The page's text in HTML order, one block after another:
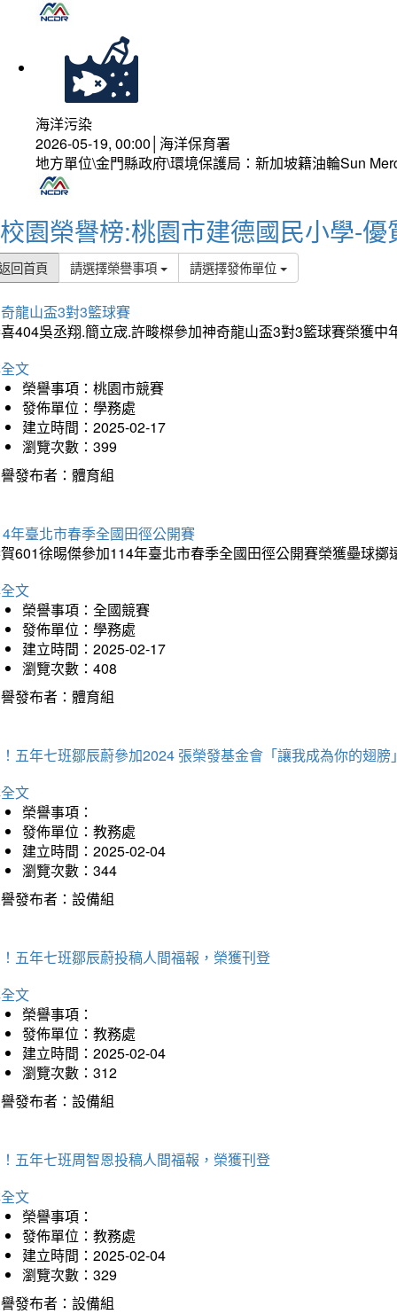
海洋污染
2026-05-19, 00:00│海洋保育署
地方單位\金門縣政府\環境保護局：新加坡籍油輪Sun
校園榮譽榜:桃園市建德國民小學-優
回首頁 請選擇榮譽事項 請選擇發佈單位
龍山盃3對3籃球賽
404吳丞翔.簡立宬.許畯榤參加神奇龍山盃3對3籃球賽榮獲中
文
榮譽事項：桃園市競賽
發佈單位：學務處
建立時間：2025-02-17
瀏覽次數：399
發布者：體育組
年臺北市春季全國田徑公開賽
601徐晹傑參加114年臺北市春季全國田徑公開賽榮獲壘球擲
文
榮譽事項：全國競賽
發佈單位：學務處
建立時間：2025-02-17
瀏覽次數：408
發布者：體育組
五年七班鄒辰蔚參加2024 張榮發基金會「讓我成為你的翅
文
榮譽事項：
發佈單位：教務處
建立時間：2025-02-04
瀏覽次數：344
發布者：設備組
五年七班鄒辰蔚投稿人間福報，榮獲刊登
文
榮譽事項：
發佈單位：教務處
建立時間：2025-02-04
瀏覽次數：312
發布者：設備組
五年七班周智恩投稿人間福報，榮獲刊登
文
榮譽事項：
發佈單位：教務處
建立時間：2025-02-04
瀏覽次數：329
發布者：設備組